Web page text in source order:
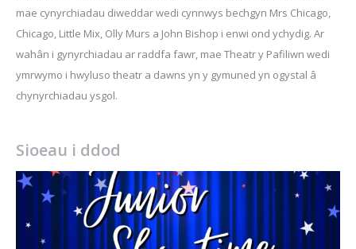
mae cynyrchiadau diweddar wedi cynnwys bechgyn Mrs Chicago,
Chicago, Little Mix, Olly Murs a John Bishop i enwi ond ychydig. Ar
wahân i gynyrchiadau ar raddfa fawr, mae Theatr y Pafiliwn wedi
ymrwymo i hwyluso theatr a dawns yn y gymuned yn ogystal â
chynyrchiadau ysgol.
Sioeau i ddod